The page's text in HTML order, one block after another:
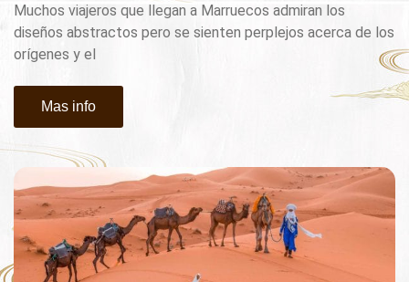
Muchos viajeros que llegan a Marruecos admiran los
diseños abstractos pero se sienten perplejos acerca de los
orígenes y el
Mas info